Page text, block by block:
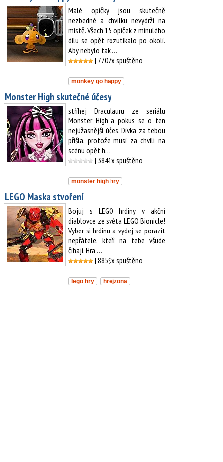
Malé opičky jsou skutečně
nezbedné a chvilku nevydrží na
místě. Všech 15 opiček z minulého
dílu se opět rozutíkalo po okolí.
Aby nebylo tak …
| 7707x spuštěno
monkey go happy
Monster High skutečné účesy
stříhej Draculauru ze seriálu
Monster High a pokus se o ten
nejúžasnější účes. Dívka za tebou
přišla, protože musí za chvíli na
scénu opět h…
| 3841x spuštěno
monster high hry
LEGO Maska stvoření
Bojuj s LEGO hrdiny v akční
diablovce ze světa LEGO Bionicle!
Vyber si hrdinu a vydej se porazit
nepřátele, kteří na tebe všude
číhají. Hra …
| 8859x spuštěno
lego hry hrejzona